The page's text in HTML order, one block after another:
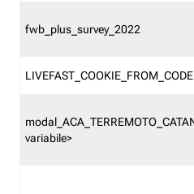
fwb_plus_survey_2022
LIVEFAST_COOKIE_FROM_CODE
variabile>